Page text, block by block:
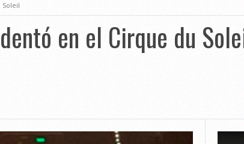
Soleil
en el Cirque du